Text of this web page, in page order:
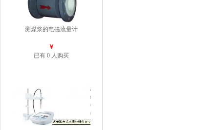
测煤浆的电磁流量计
￥
已有 0 人购买